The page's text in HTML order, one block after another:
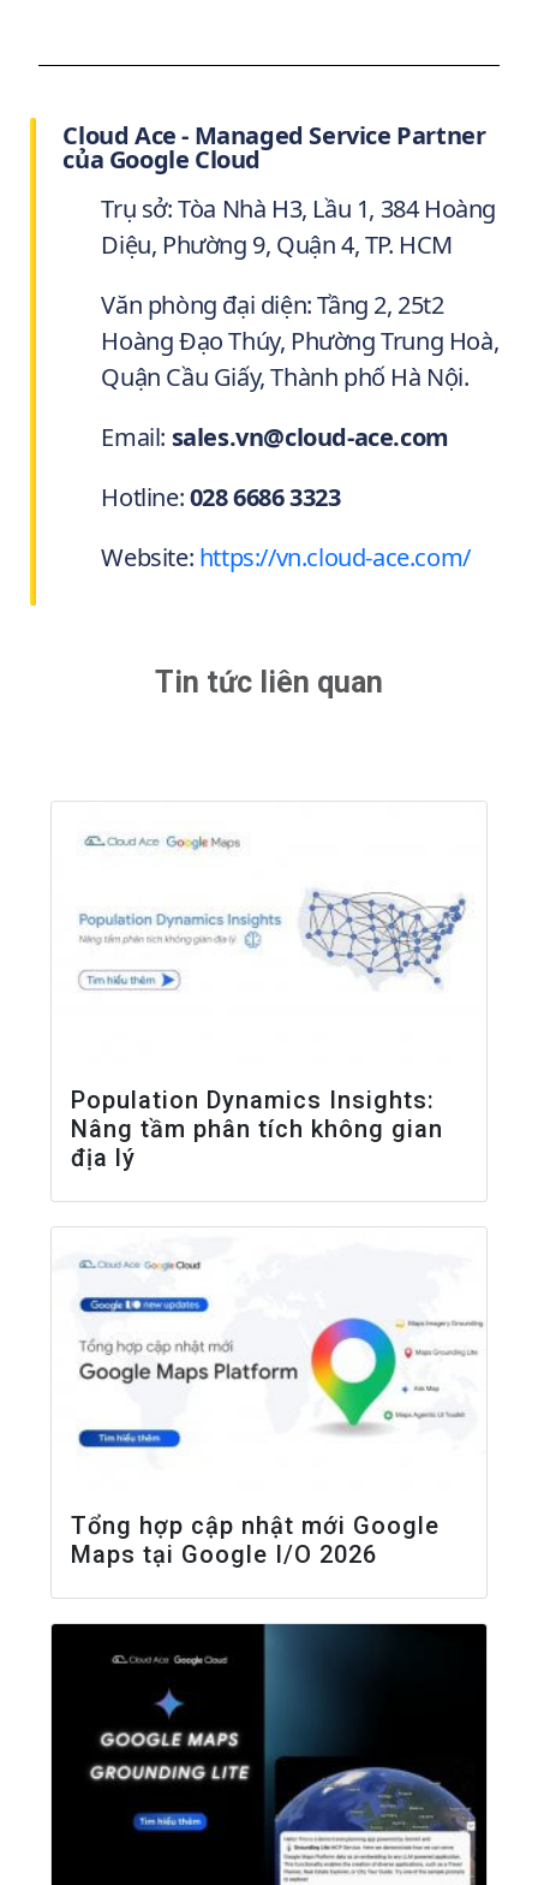
Cloud Ace - Managed Service Partner
của Google Cloud
Trụ sở: Tòa Nhà H3, Lầu 1, 384 Hoàng
Diệu, Phường 9, Quận 4, TP. HCM
Văn phòng đại diện: Tầng 2, 25t2
Hoàng Đạo Thúy, Phường Trung Hoà,
Quận Cầu Giấy, Thành phố Hà Nội.
Email: sales.vn@cloud-ace.com
Hotline:028 6686 3323
Website: https://vn.cloud-ace.com/
Tin tức liên quan
Population Dynamics Insights:
Nâng tầm phân tích không gian
địa lý
Tổng hợp cập nhật mới Google
Maps tại Google I/O 2026